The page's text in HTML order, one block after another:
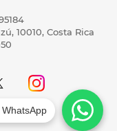
10010, Costa Rica